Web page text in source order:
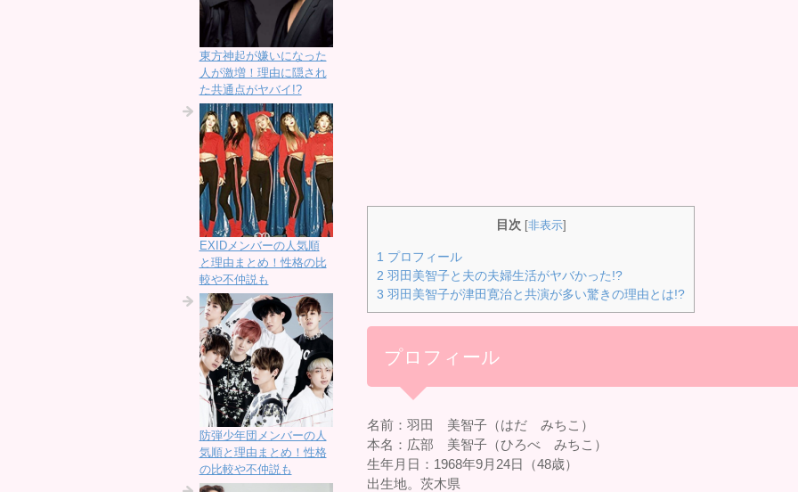
目次 [非表示]
1 プロフィール
2 羽田美智子と夫の夫婦生活がヤバかった!?
3 羽田美智子が津田寛治と共演が多い驚きの理由とは!?
プロフィール
名前：羽田 美智子（はだ みちこ）
本名：広部 美智子（ひろべ みちこ）
生年月日：1968年9月24日（48歳）
出生地。茨木県
東方神起が嫌いになった
人が激増！理由に隠され
た共通点がヤバイ!?
EXIDメンバーの人気順
と理由まとめ！性格の比
較や不仲説も
防弾少年団メンバーの人
気順と理由まとめ！性格
の比較や不仲説も